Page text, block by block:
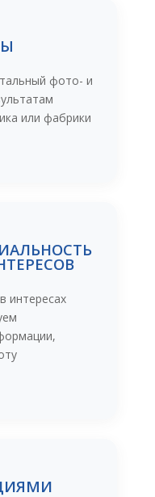
фото- и
или фабрики
интересах